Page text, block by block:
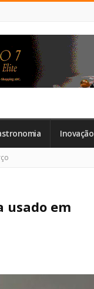
Inovação
usado em